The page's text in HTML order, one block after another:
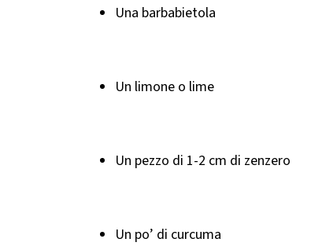
Una barbabietola
Un limone o lime
Un pezzo di 1-2 cm di zenzero
Un po’ di curcuma